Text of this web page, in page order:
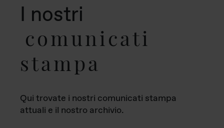
I nostri
comunicati
stampa
Qui trovate i nostri comunicati stampa
attuali e il nostro archivio.